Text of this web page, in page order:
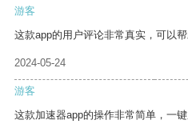
游客
这款app的用户评论非常真实，可以
2024-05-24
游客
这款加速器app的操作非常简单，一